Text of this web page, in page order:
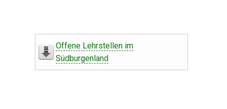
Offene Lehrstellen im
Südburgenland